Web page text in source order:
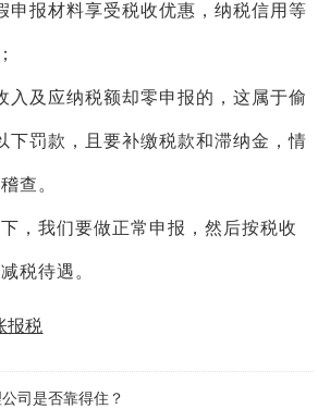
报材料享受税收优惠，纳税信用等
及应纳税额却零申报的，这属于偷
下罚款，且要补缴税款和滞纳金，情
查。
我们要做正常申报，然后按税收
税待遇。
报税
司是否靠得住？